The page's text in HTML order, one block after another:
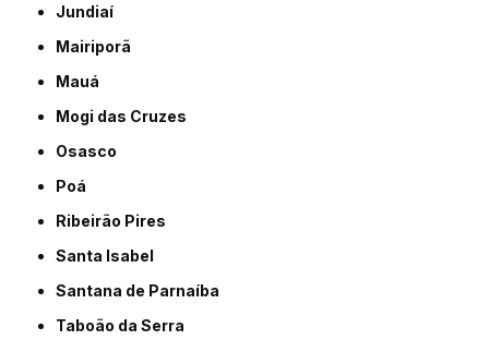
Jundiaí
Mairiporã
Mauá
Mogi das Cruzes
Osasco
Poá
Ribeirão Pires
Santa Isabel
Santana de Parnaíba
Taboão da Serra